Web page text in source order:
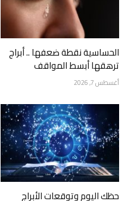
الحساسية نقطة ضعفها .. أبراج
ترهقها أبسط المواقف
أغسطس 7, 2026
حظك اليوم وتوقعات الأبراج